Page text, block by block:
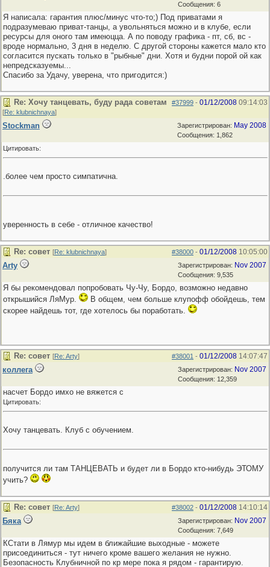
Сообщения: 6
Я написала: гарантия плюс/минус что-то;) Под приватами я
подразумеваю приват-танцы, а увольняться можно и в клубе, если
ресурсы для оного там имеюцца. А по поводу графика - пт, сб, вс -
вроде нормально, 3 дня в неделю. С другой стороны кажется мало кто
согласится пускать только в "рыбные" дни. Хотя и будни порой ой как
непредсказуемы...
Спасибо за Удачу, уверена, что пригодится:)
#37999 - 01/12/2008 09:14:03
Re: Хочу танцевать, буду рада советам
[Re: klubnichnaya]
Зарегистрирован: May 2008
Сообщения: 1,862
Stockman
Цитировать:
.более чем просто симпатична.
уверенность в себе - отличное качество!
#38000 - 01/12/2008 10:05:00
Re: совет [Re: klubnichnaya]
Зарегистрирован: Nov 2007
Сообщения: 9,535
Arty
Я бы рекомендовал попробовать Чу-Чу, Бордо, возможно недавно
открышийся ЛяМур.
В общем, чем больше клупофф обойдешь, тем
скорее найдешь тот, где хотелось бы поработать.
#38001 - 01/12/2008 14:07:47
Re: совет [Re: Arty]
Зарегистрирован: Nov 2007
Сообщения: 12,359
коллега
насчет Бордо имхо не вяжется с
Цитировать:
Хочу танцевать. Клуб с обучением.
получится ли там ТАНЦЕВАТЬ и будет ли в Бордо кто-нибудь ЭТОМУ
учить?
#38002 - 01/12/2008 14:10:14
Re: совет [Re: Arty]
Зарегистрирован: Nov 2007
Сообщения: 7,649
Бяка
КСтати в Лямур мы идем в ближайшие выходные - можете
присоединиться - тут ничего кроме вашего желания не нужно.
Безопасность Клубничной по кр мере пока я рядом - гарантирую.